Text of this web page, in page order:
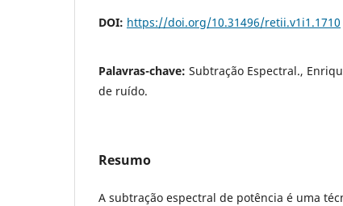
DOI: https://doi.org/10.31496/retii.v1i1.1710
Palavras-chave: Subtração Espectral.,
de ruído.
Resumo
A subtração espectral de potência é uma